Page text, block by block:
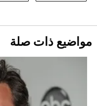
مواضيع ذات صلة